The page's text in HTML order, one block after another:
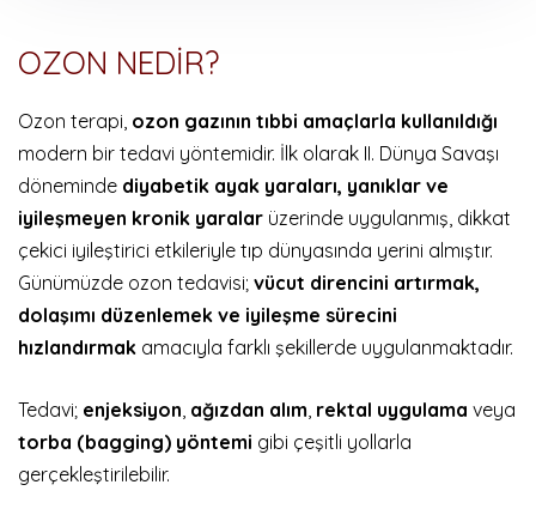
OZON NEDİR?
Ozon terapi, ozon gazının tıbbi amaçlarla kullanıldığı
modern bir tedavi yöntemidir. İlk olarak II. Dünya Savaşı
döneminde diyabetik ayak yaraları, yanıklar ve
iyileşmeyen kronik yaralar üzerinde uygulanmış, dikkat
çekici iyileştirici etkileriyle tıp dünyasında yerini almıştır.
Günümüzde ozon tedavisi; vücut direncini artırmak,
dolaşımı düzenlemek ve iyileşme sürecini
hızlandırmak amacıyla farklı şekillerde uygulanmaktadır.
Tedavi; enjeksiyon, ağızdan alım, rektal uygulama veya
torba (bagging) yöntemi gibi çeşitli yollarla
gerçekleştirilebilir.